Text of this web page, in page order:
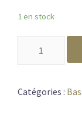
1 en stock
DISCOVERY
Catégories :